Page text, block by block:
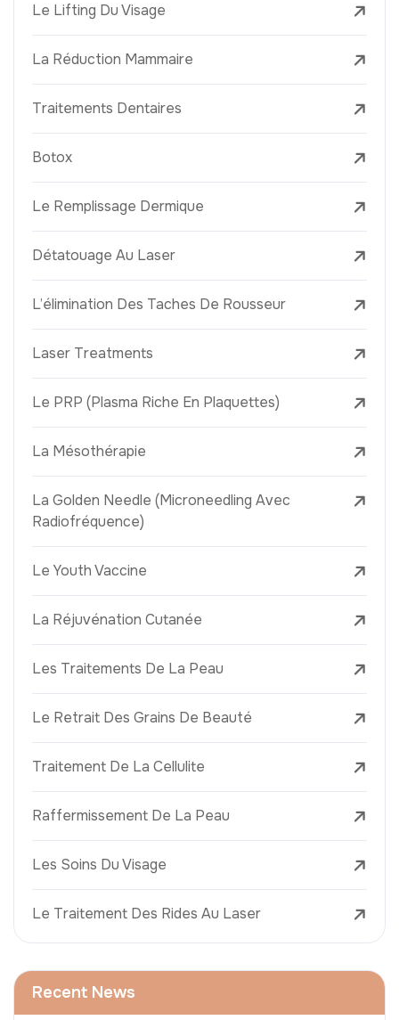
Le Lifting Du Visage
La Réduction Mammaire
Traitements Dentaires
Botox
Le Remplissage Dermique
Détatouage Au Laser
L’élimination Des Taches De Rousseur
Laser Treatments
Le PRP (Plasma Riche En Plaquettes)
La Mésothérapie
La Golden Needle (Microneedling Avec
Radiofréquence)
Le Youth Vaccine
La Réjuvénation Cutanée
Les Traitements De La Peau
Le Retrait Des Grains De Beauté
Traitement De La Cellulite
Raffermissement De La Peau
Les Soins Du Visage
Le Traitement Des Rides Au Laser
Recent News